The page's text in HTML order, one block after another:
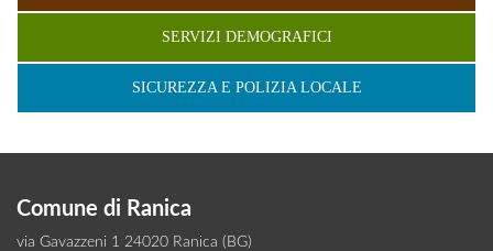
SERVIZI DEMOGRAFICI
SICUREZZA E POLIZIA LOCALE
Comune di Ranica
via Gavazzeni 1 24020 Ranica (BG)